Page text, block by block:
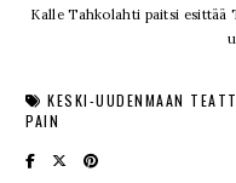
Kalle Tahkolahti paitsi esittää
KESKI-UUDENMAAN
PAIN